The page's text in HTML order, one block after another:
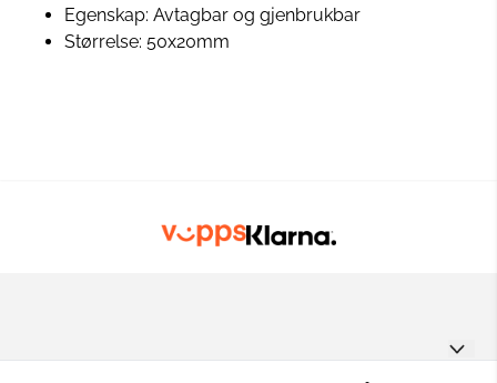
Egenskap: Avtagbar og gjenbrukbar
Størrelse: 50x20mm